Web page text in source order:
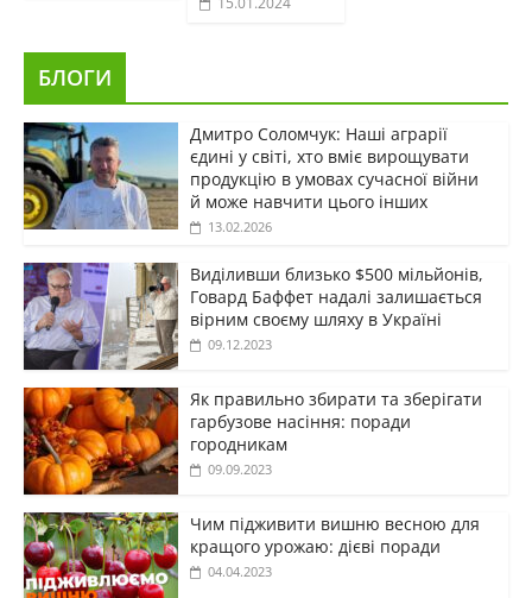
БЛОГИ
Дмитро Соломчук: Наші аграрії
єдині у світі, хто вміє вирощувати
продукцію в умовах сучасної війни
й може навчити цього інших
13.02.2026
Виділивши близько $500 мільйонів,
Говард Баффет надалі залишається
вірним своєму шляху в Україні
09.12.2023
Як правильно збирати та зберігати
гарбузове насіння: поради
городникам
09.09.2023
Чим підживити вишню весною для
кращого урожаю: дієві поради
04.04.2023